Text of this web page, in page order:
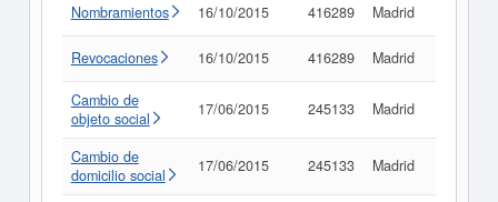
Nombramientos 16/10/2015 416289 Madrid
Revocaciones 16/10/2015 416289 Madrid
Cambio de
objeto social
17/06/2015 245133 Madrid
Cambio de
domicilio social
17/06/2015 245133 Madrid